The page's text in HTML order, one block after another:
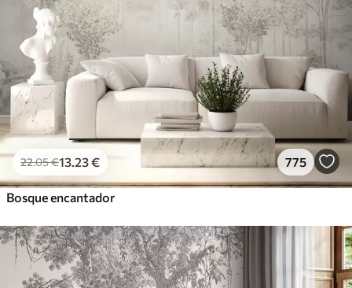
22.05€13 .23€ 775
Bosque encantador